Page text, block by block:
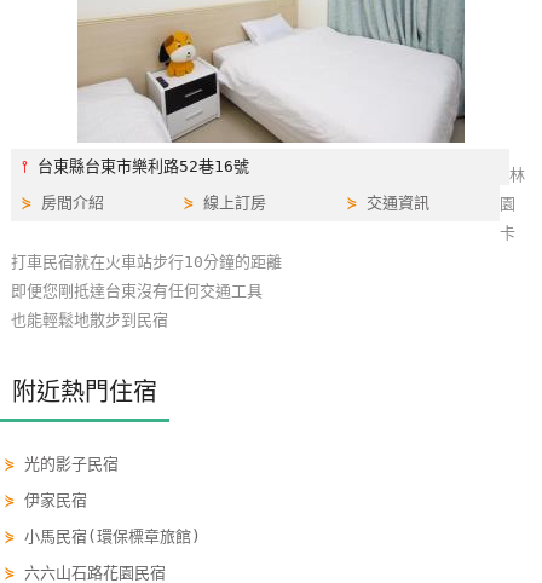
紅
帶
你
玩
樂
圖
顧
⫯ 台東縣台東市樂利路52巷16號
⋟ 房間介紹 ⋟線上訂房 ⋟ 交通資訊
林
園
卡
打車民宿就在火車站步行10分鐘的距離
即便您剛抵達台東沒有任何交通工具
也能輕鬆地散步到民宿
附近熱門住宿
⋟光的影子民宿
⋟伊家民宿
⋟小馬民宿(環保標章旅館)
⋟六六山石路花園民宿